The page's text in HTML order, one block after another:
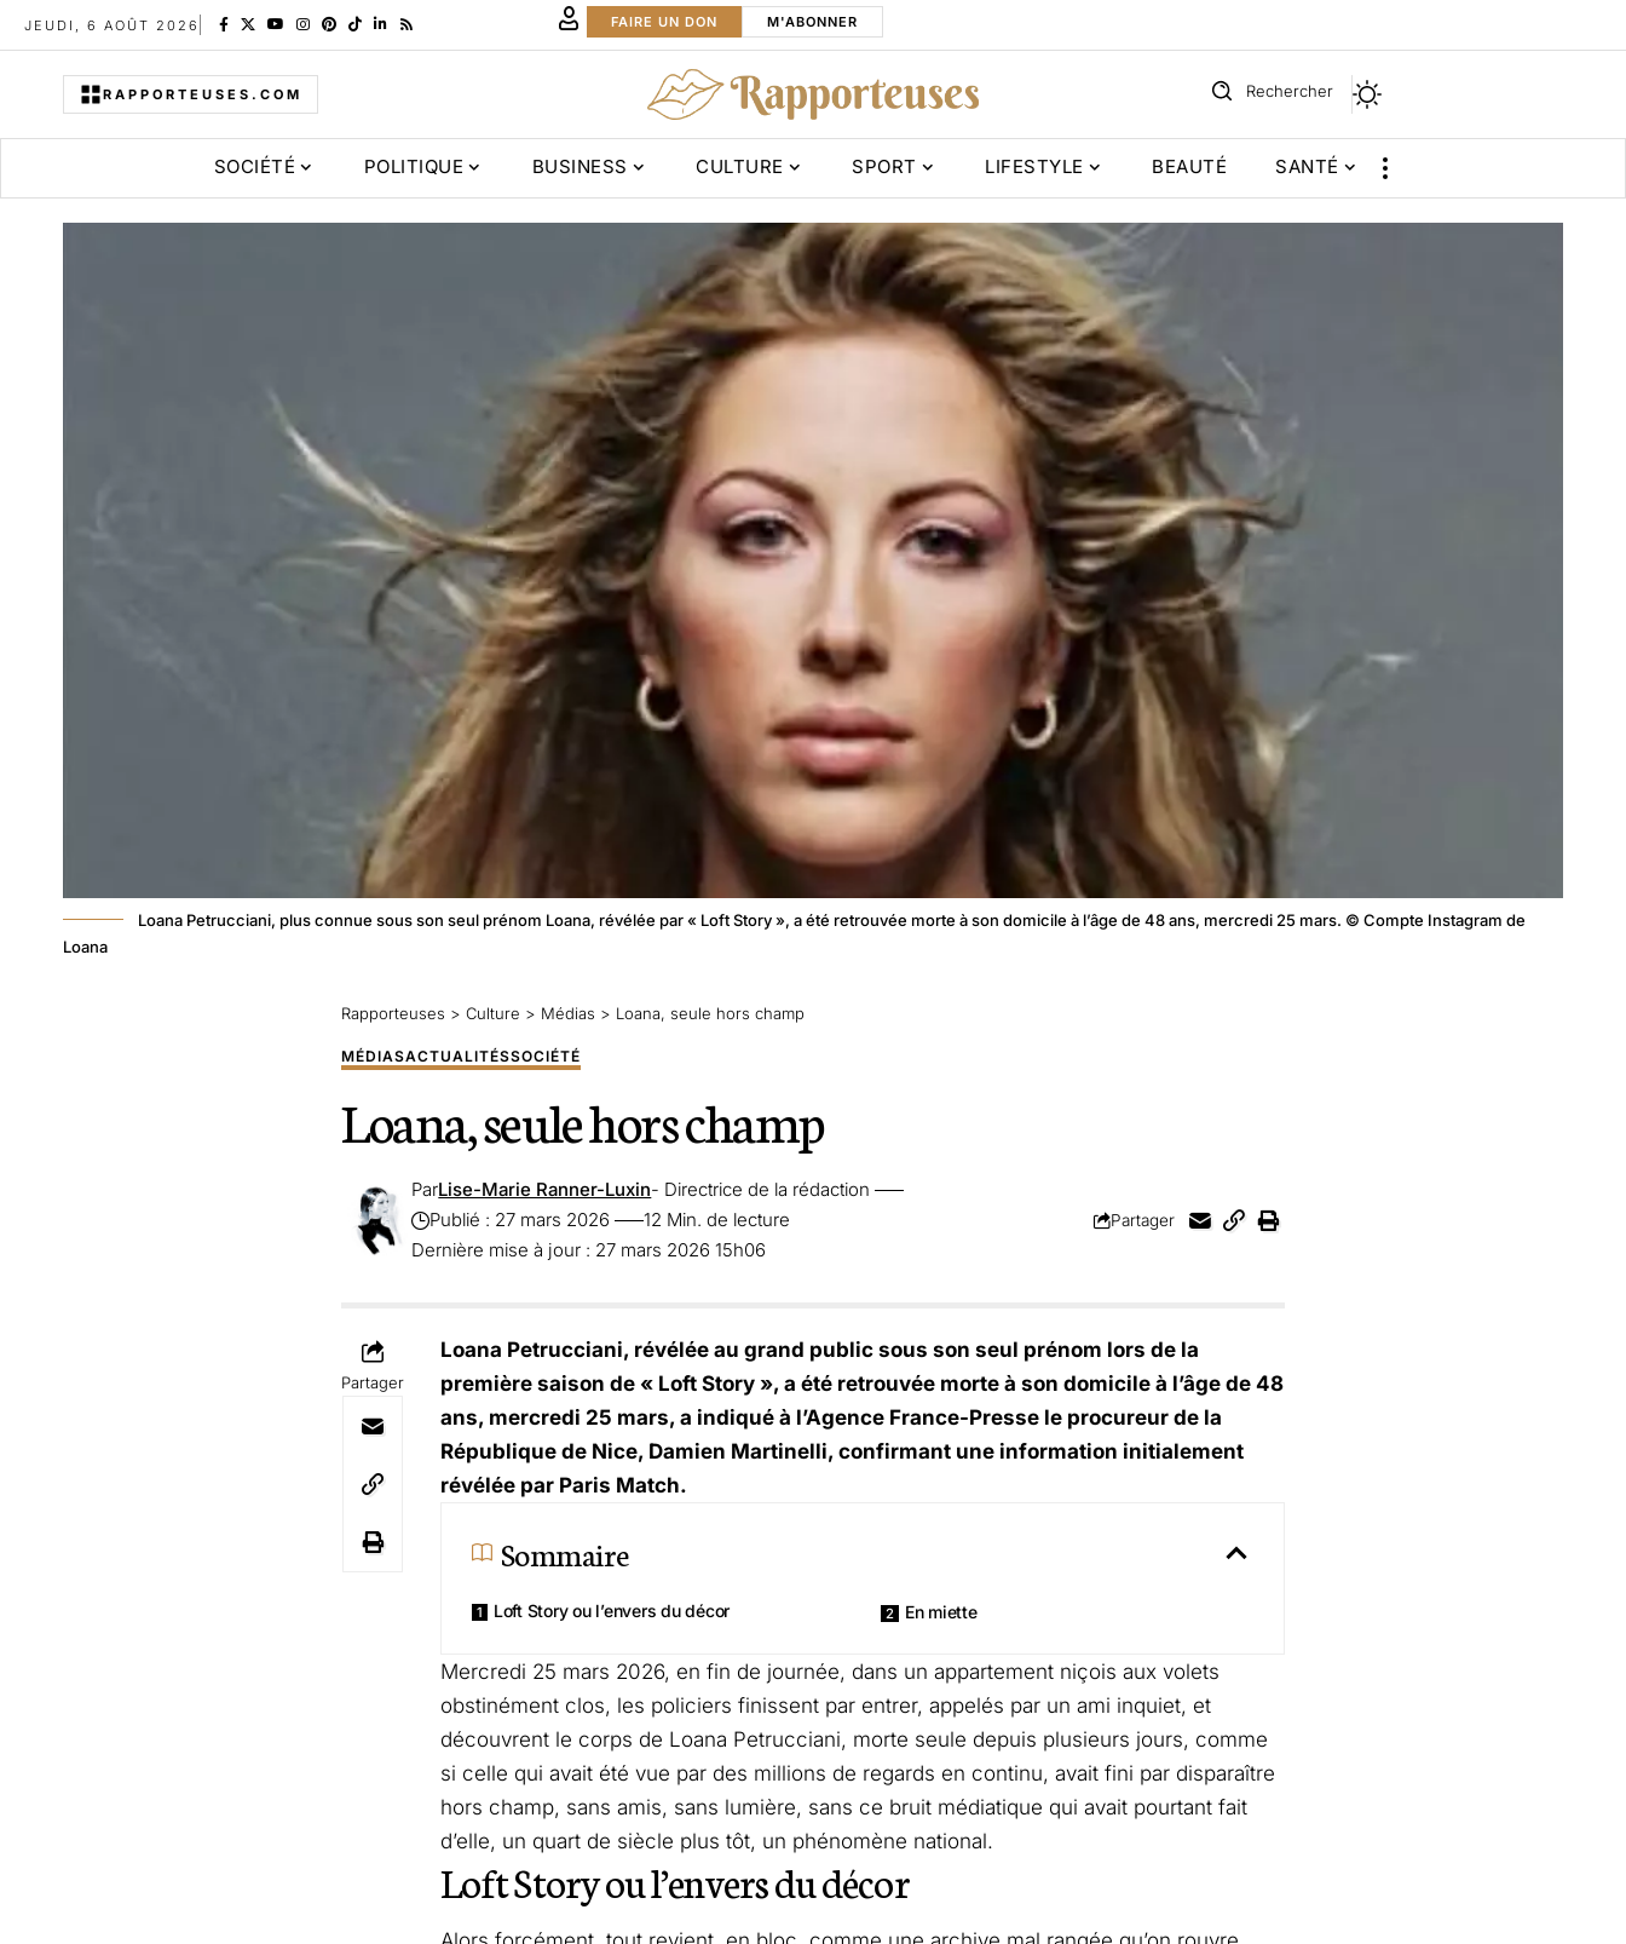
JEUDI, 6 AOÛT 2026 FAIRE UN DON M'ABONNER
RAPPORTEUSES.COM Rechercher
SOCIÉTÉ POLITIQUE BUSINESS CULTURE SPORT LIFESTYLE BEAUTÉ SANTÉ
Loana Petrucciani, plus connue sous son seul prénom Loana, révélée par « Loft Story », a été retrouvée morte à son domicile à l’âge de 48 ans, mercredi 25 mars. © Compte Instagram de
Loana
Rapporteuses > Culture > Médias > Loana, seule hors champ
MÉDIASACTUALITÉSSOCIÉTÉ
Loana, seule hors champ
Dernière mise à jour : 27 mars 2026 15h06
ParLise-Marie Ranner-Luxin- Directrice de la rédaction
Publié : 27 mars 2026
12 Min. de lecture Partager
Partager
Loana Petrucciani, révélée au grand public sous son seul prénom lors de la
première saison de « Loft Story », a été retrouvée morte à son domicile à l’âge de 48
ans, mercredi 25 mars, a indiqué à l’Agence France-Presse le procureur de la
République de Nice, Damien Martinelli, confirmant une information initialement
révélée par Paris Match.
Sommaire
Loft Story ou l’envers du décor En miette
Mercredi 25 mars 2026, en fin de journée, dans un appartement niçois aux volets
obstinément clos, les policiers finissent par entrer, appelés par un ami inquiet, et
découvrent le corps de Loana Petrucciani, morte seule depuis plusieurs jours, comme
si celle qui avait été vue par des millions de regards en continu, avait fini par disparaître
hors champ, sans amis, sans lumière, sans ce bruit médiatique qui avait pourtant fait
d’elle, un quart de siècle plus tôt, un phénomène national.
Loft Story ou l’envers du décor